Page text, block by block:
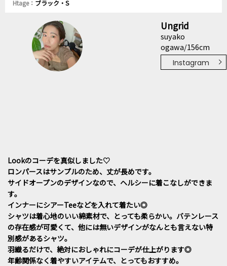
Htage： ブラック・S
Ungrid
suyako
ogawa/156cm
Instagram
Lookのコーデを真似しました♡
ロンパースはサンプルのため、丈が長めです。
サイドオープンのデザインなので、ヘルシーに着こなしができま
す。
インナーにシアーTeeなどを入れて着たい◎
シャツは着心地のいい綿素材で、とっても柔らかい。バテンレース
の存在感が可愛くて、他には無いデザインがなんとも言えない特
別感があるシャツ。
羽織るだけで、絶対におしゃれにコーデが仕上がります◎
年齢関係なく着やすいアイテムで、とってもおすすめ。